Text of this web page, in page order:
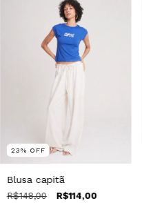
23% OFF
Blusa capitã
R$148,00 R$114,00